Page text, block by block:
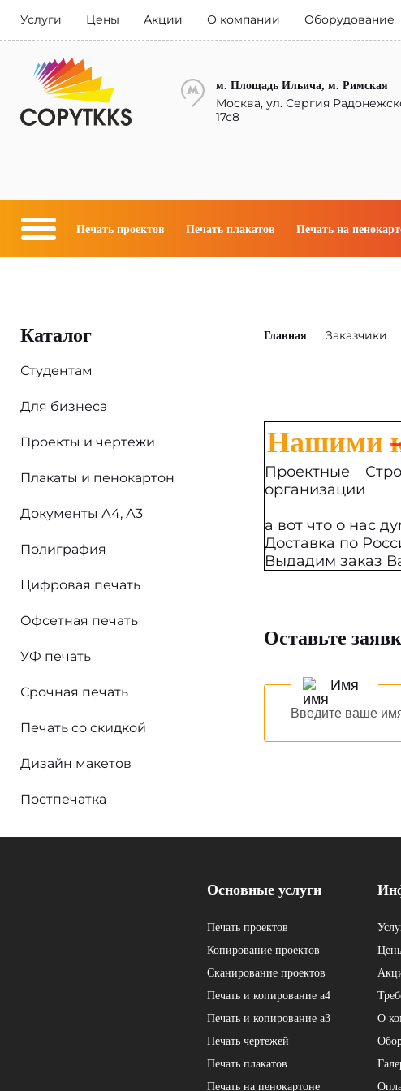
Услуги Цены Акции О компании Оборудование
м. Площадь Ильича, м. Римская
Москва, ул. Сергия
17с8
Печать проектов Печать плакатов Печать на
Каталог
Студентам
Для бизнеса
Проекты и чертежи
Плакаты и пенокартон
Документы А4, А3
Полиграфия
Цифровая печать
Офсетная печать
УФ печать
Срочная печать
Печать со скидкой
Дизайн макетов
Постпечатка
Главная Заказчики
Нашими
Проектные
организации
а вот что о нас
Доставка по
Выдадим заказ
Оставьте
Имя
Основные услуги
Печать проектов
Копирование проектов
Сканирование проектов
Печать и копирование а4
Печать и копирование а3
Печать чертежей
Печать плакатов
Печать на пенокартоне
О